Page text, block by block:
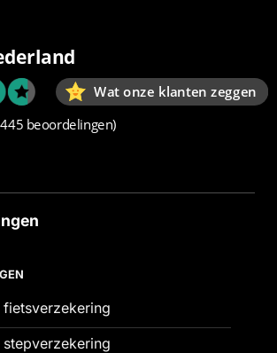
Wat onze klanten zeggen
beoordelingen)
fietsverzekering